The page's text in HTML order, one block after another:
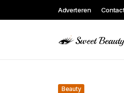
Adverteren
Beauty